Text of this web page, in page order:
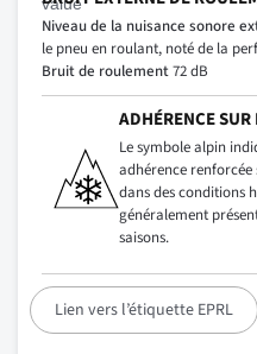
Niveau de la nuisance sonore
le pneu en roulant, noté de la
Bruit de roulement72 dB
ADHÉRENCE
Le symbole alpin
adhérence
dans des conditions
généralement
saisons.
Lien vers l’étiquette EPRL